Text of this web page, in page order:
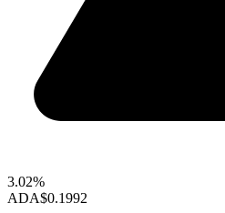
3.02%
ADA$0.1992